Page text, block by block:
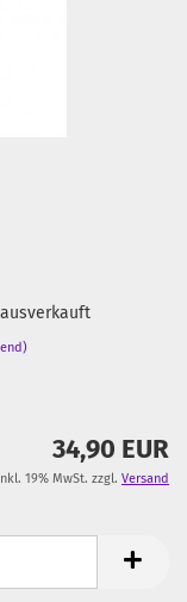
34,90 EUR
19% MwSt. zzgl. Versand